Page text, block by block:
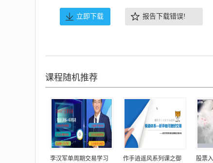
立即下载 报告下载错误!
课程随机推荐
李汉军单周期交易学习 作手逍遥风系列课之御 股票